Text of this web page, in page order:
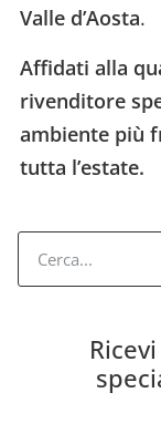
Valle d’Aosta.
Affidati alla
rivenditore
ambiente più
tutta l’estate.